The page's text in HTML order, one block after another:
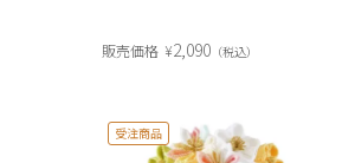
販売価格 ¥2,090 税込
受注商品